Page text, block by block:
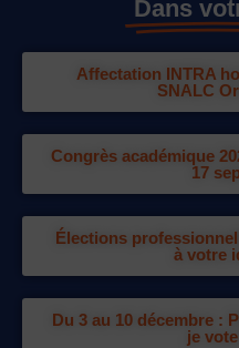
Dans
Affectation INTRA
SNALC
Congrès académique
17
Élections
à votre
Du 3 au 10 décembre :
je